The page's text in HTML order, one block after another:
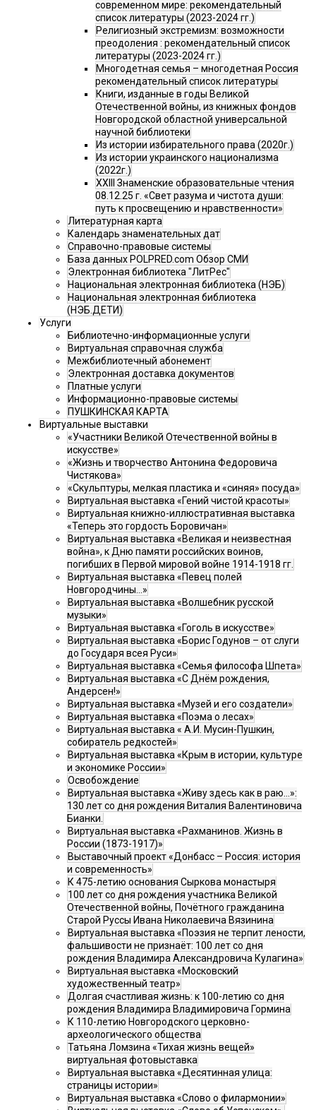
современном мире: рекомендательный
список литературы (2023-2024 гг.)
Религиозный экстремизм: возможности
преодоления : рекомендательный список
литературы (2023-2024 гг.)
Многодетная семья – многодетная Россия
рекомендательный список литературы
Книги, изданные в годы Великой
Отечественной войны, из книжных фондов
Новгородской областной универсальной
научной библиотеки
Из истории избирательного права (2020г.)
Из истории украинского национализма
(2022г.)
XXIII Знаменские образовательные чтения
08.12.25 г. «Свет разума и чистота души:
путь к просвещению и нравственности»
Литературная карта
Календарь знаменательных дат
Справочно-правовые системы
База данных POLPRED.com Обзор СМИ
Электронная библиотека "ЛитРес"
Национальная электронная библиотека (НЭБ)
Национальная электронная библиотека
(НЭБ.ДЕТИ)
Услуги
Библиотечно-информационные услуги
Виртуальная справочная служба
Межбиблиотечный абонемент
Электронная доставка документов
Платные услуги
Информационно-правовые системы
ПУШКИНСКАЯ КАРТА
Виртуальные выставки
«Участники Великой Отечественной войны в
искусстве»
«Жизнь и творчество Антонина Федоровича
Чистякова»
«Скульптуры, мелкая пластика и «синяя» посуда»
Виртуальная выставка «Гений чистой красоты»
Виртуальная книжно-иллюстративная выставка
«Теперь это гордость Боровичан»
Виртуальная выставка «Великая и неизвестная
война», к Дню памяти российских воинов,
погибших в Первой мировой войне 1914-1918 гг.
Виртуальная выставка «Певец полей
Новгородчины…»
Виртуальная выставка «Волшебник русской
музыки»
Виртуальная выставка «Гоголь в искусстве»
Виртуальная выставка «Борис Годунов – от слуги
до Государя всея Руси»
Виртуальная выставка «Семья философа Шпета»
Виртуальная выставка «С Днём рождения,
Андерсен!»
Виртуальная выставка «Музей и его создатели»
Виртуальная выставка «Поэма о лесах»
Виртуальная выставка « А.И. Мусин-Пушкин,
собиратель редкостей»
Виртуальная выставка «Крым в истории, культуре
и экономике России»
Освобождение
Виртуальная выставка «Живу здесь как в раю…»:
130 лет со дня рождения Виталия Валентиновича
Бианки.
Виртуальная выставка «Рахманинов. Жизнь в
России (1873-1917)»
Выставочный проект «Донбасс – Россия: история
и современность»
К 475-летию основания Сыркова монастыря
100 лет со дня рождения участника Великой
Отечественной войны, Почётного гражданина
Старой Руссы Ивана Николаевича Вязинина
Виртуальная выставка «Поэзия не терпит лености,
фальшивости не признаёт: 100 лет со дня
рождения Владимира Александровича Кулагина»
Виртуальная выставка «Московский
художественный театр»
Долгая счастливая жизнь: к 100-летию со дня
рождения Владимира Владимировича Гормина
К 110-летию Новгородского церковно-
археологического общества
Татьяна Ломзина «Тихая жизнь вещей»
виртуальная фотовыставка
Виртуальная выставка «Десятинная улица:
страницы истории»
Виртуальная выставка «Слово о филармонии»